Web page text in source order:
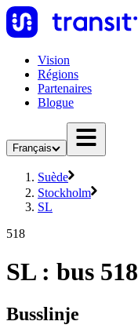
Vision
Régions
Partenaires
Blogue
Français
Suède
Stockholm
SL
518
SL : bus 518
Busslinje